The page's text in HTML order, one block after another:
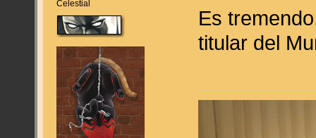
Celestial
Es
titular del